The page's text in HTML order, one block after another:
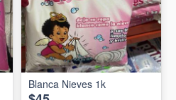
Blanca Nieves 1k